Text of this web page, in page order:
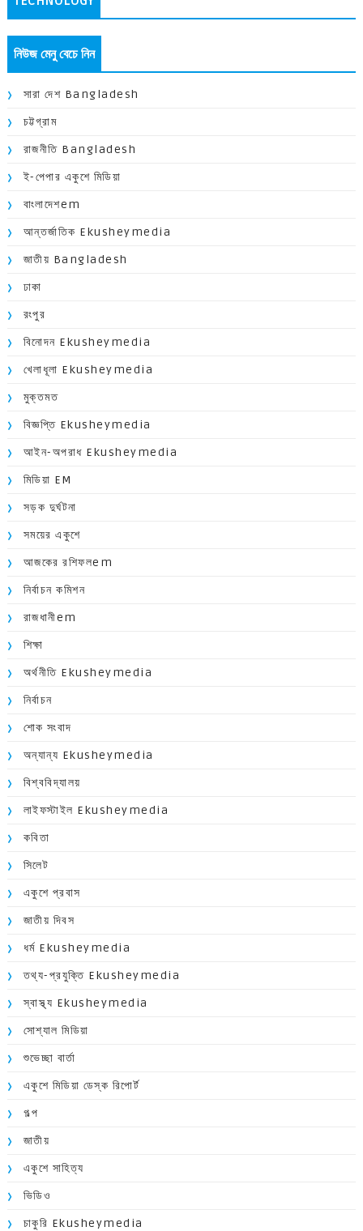
নিউজ মেনু বেচে নিন
সারা দেশ Bangladesh
চট্টগ্রাম
রাজনীতি Bangladesh
ই-পেপার একুশে মিডিয়া
বাংলাদেশem
আন্তর্জাতিক Ekusheymedia
জাতীয় Bangladesh
ঢাকা
রংপুর
বিনোদন Ekusheymedia
খেলাধূলা Ekusheymedia
মুক্তমত
বিজ্ঞপ্তি Ekusheymedia
আইন-অপরাধ Ekusheymedia
মিডিয়া EM
সড়ক দুর্ঘটনা
সময়ের একুশে
আজকের রশিফলem
নির্বাচন কমিশন
রাজধানীem
শিক্ষা
অর্থনীতি Ekusheymedia
নির্বাচন
শোক সংবাদ
অন্যান্য Ekusheymedia
বিশ্ববিদ্যালয়
লাইফস্টাইল Ekusheymedia
কবিতা
সিলেট
একুশে প্রবাস
জাতীয় দিবস
ধর্ম Ekusheymedia
তথ্য-প্রযুক্তি Ekusheymedia
স্বাস্থ্য Ekusheymedia
সোশ্যাল মিডিয়া
শুভেচ্ছা বার্তা
একুশে মিডিয়া ডেস্ক রিপোর্ট
গল্প
জাতীয়
একুশে সাহিত্য
ভিডিও
চাকুরি Ekusheymedia